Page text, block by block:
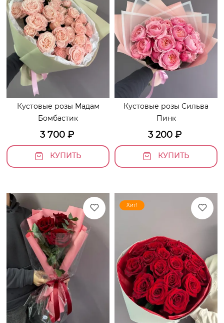
Кустовые розы Мадам
Бомбастик
3 700₽
КУПИТЬ
Кустовые розы Сильва
Пинк
3 200 ₽
КУПИТЬ
Хит!